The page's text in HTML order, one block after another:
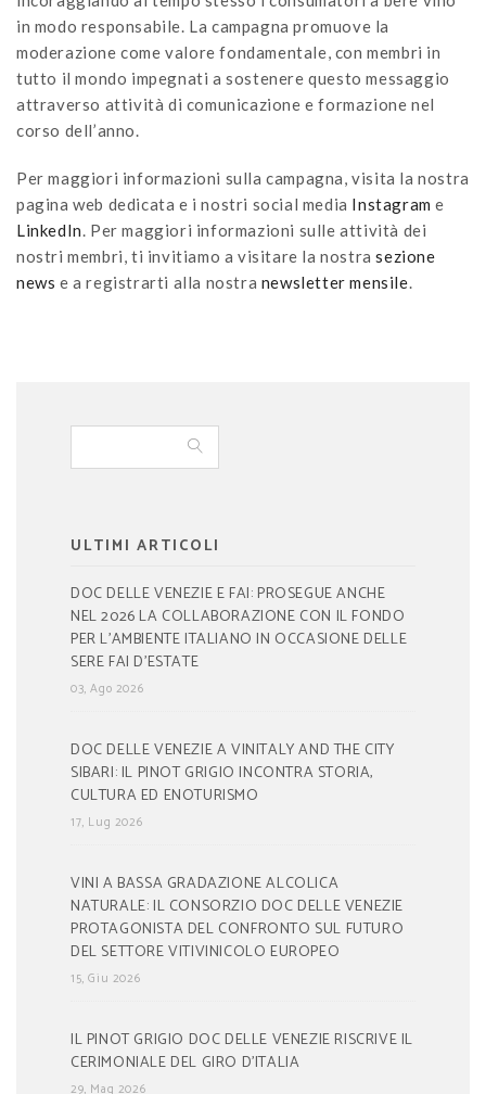
in modo responsabile. La campagna promuove la
moderazione come valore fondamentale, con membri in
tutto il mondo impegnati a sostenere questo messaggio
attraverso attività di comunicazione e formazione nel
corso dell’anno.
Per maggiori informazioni sulla campagna, visita la nostra
pagina web dedicata e i nostri social media Instagram e
LinkedIn. Per maggiori informazioni sulle attività dei
nostri membri, ti invitiamo a visitare la nostrasezione
news e a registrarti alla nostra newsletter mensile.
ULTIMI ARTICOLI
DOC DELLE VENEZIE E FAI: PROSEGUE ANCHE
NEL 2026 LA COLLABORAZIONE CON IL FONDO
PER L’AMBIENTE ITALIANO IN OCCASIONE DELLE
SERE FAI D’ESTATE
03, Ago 2026
DOC DELLE VENEZIE A VINITALY AND THE CITY
SIBARI: IL PINOT GRIGIO INCONTRA STORIA,
CULTURA ED ENOTURISMO
17, Lug 2026
VINI A BASSA GRADAZIONE ALCOLICA
NATURALE: IL CONSORZIO DOC DELLE VENEZIE
PROTAGONISTA DEL CONFRONTO SUL FUTURO
DEL SETTORE VITIVINICOLO EUROPEO
15, Giu 2026
IL PINOT GRIGIO DOC DELLE VENEZIE RISCRIVE IL
CERIMONIALE DEL GIRO D’ITALIA
29, Mag 2026